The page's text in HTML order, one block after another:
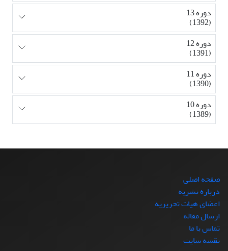
دوره 13
(1392)
دوره 12
(1391)
دوره 11
(1390)
دوره 10
(1389)
صفحه اصلی
درباره نشریه
اعضای هیات تحریریه
ارسال مقاله
تماس با ما
نقشه سایت